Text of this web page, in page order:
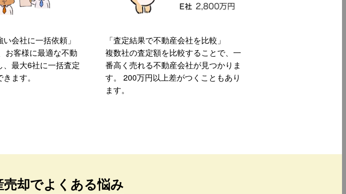
い会社に一括依頼」
お客様に最適な不動
、最大6社に一括査定
ます。
「査定結果で不動産会社を比較」
複数社の査定額を比較することで、一
番高く売れる不動産会社が見つかりま
す。 200万円以上差がつくこともあり
ます。
却でよくある悩み